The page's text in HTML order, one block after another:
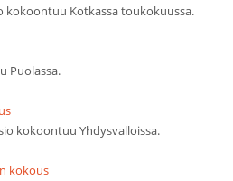
kokoontuu Kotkassa toukokuussa.
Puolassa.
kokoontuu Yhdysvalloissa.
kokous